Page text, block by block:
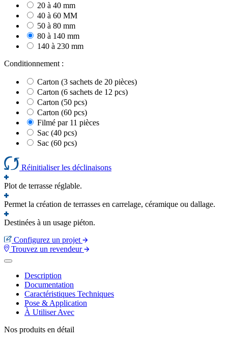
20 à 40 mm
40 à 60 MM
50 à 80 mm
80 à 140 mm
140 à 230 mm
Conditionnement :
Carton (3 sachets de 20 pièces)
Carton (6 sachets de 12 pcs)
Carton (50 pcs)
Carton (60 pcs)
Filmé par 11 pièces
Sac (40 pcs)
Sac (60 pcs)
Réinitialiser les déclinaisons
Plot de terrasse réglable.
Permet la création de terrasses en carrelage, céramique ou dallage.
Destinées à un usage piéton.
Configurez un projet
Trouvez un revendeur
Description
Documentation
Caractéristiques Techniques
Pose & Application
À Utiliser Avec
Nos produits en détail